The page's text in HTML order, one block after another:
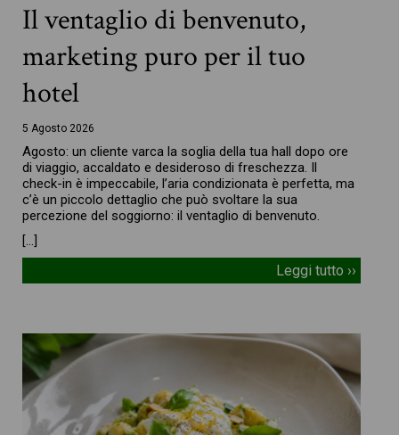
Il ventaglio di benvenuto,
marketing puro per il tuo
hotel
5 Agosto 2026
Agosto: un cliente varca la soglia della tua hall dopo ore
di viaggio, accaldato e desideroso di freschezza. Il
check-in è impeccabile, l’aria condizionata è perfetta, ma
c’è un piccolo dettaglio che può svoltare la sua
percezione del soggiorno: il ventaglio di benvenuto.
[…]
Leggi tutto ››